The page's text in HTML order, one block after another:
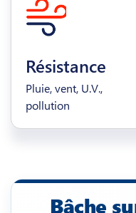
Résistance
Pluie, vent, U.V.,
pollution
Bâche